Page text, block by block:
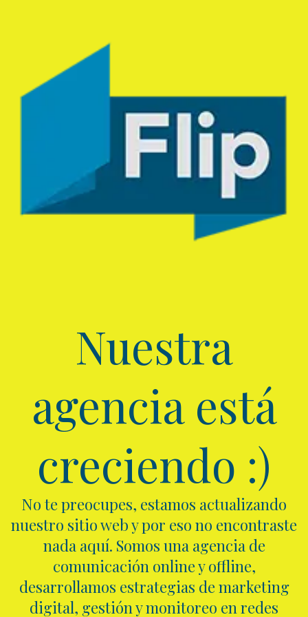
Nuestra
agencia está
creciendo :)
No te preocupes, estamos actualizando
nuestro sitio web y por eso no encontraste
nada aquí. Somos una agencia de
comunicación online y offline,
desarrollamos estrategias de marketing
digital, gestión y monitoreo en redes